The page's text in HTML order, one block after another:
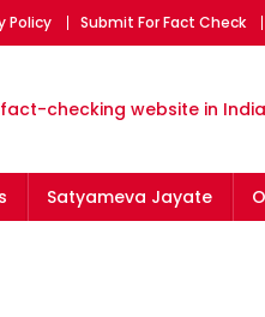
Policy Submit For Fact Check
Satyameva Jayate